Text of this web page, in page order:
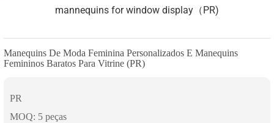
Manequins De Moda Feminina Personalizados E Manequins
Femininos Baratos Para Vitrine (PR)
PR
MOQ: 5 peças